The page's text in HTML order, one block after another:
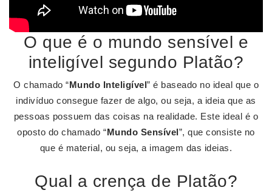
O que é o mundo sensível e
inteligível segundo Platão?
O chamado “Mundo Inteligível” é baseado no ideal que o
indivíduo consegue fazer de algo, ou seja, a ideia que as
pessoas possuem das coisas na realidade. Este ideal é o
oposto do chamado “Mundo Sensível”, que consiste no
que é material, ou seja, a imagem das ideias.
Qual a crença de Platão?